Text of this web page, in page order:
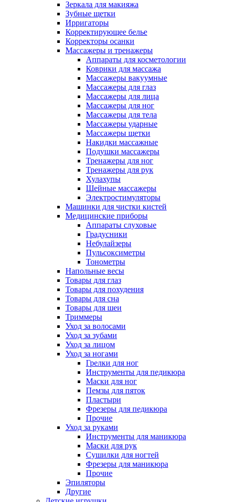
Зеркала для макияжа
Зубные щетки
Ирригаторы
Корректирующее белье
Корректоры осанки
Массажеры и тренажеры
Аппараты для косметологии
Коврики для массажа
Массажеры вакуумные
Массажеры для глаз
Массажеры для лица
Массажеры для ног
Массажеры для тела
Массажеры ударные
Массажеры щетки
Накидки массажные
Подушки массажеры
Тренажеры для ног
Тренажеры для рук
Хулахупы
Шейные массажеры
Электростимуляторы
Машинки для чистки кистей
Медицинские приборы
Аппараты слуховые
Градусники
Небулайзеры
Пульсоксиметры
Тонометры
Напольные весы
Товары для глаз
Товары для похудения
Товары для сна
Товары для шеи
Триммеры
Уход за волосами
Уход за зубами
Уход за лицом
Уход за ногами
Грелки для ног
Инструменты для педикюра
Маски для ног
Пемзы для пяток
Пластыри
Фрезеры для педикюра
Прочие
Уход за руками
Инструменты для маникюра
Маски для рук
Сушилки для ногтей
Фрезеры для маникюра
Прочие
Эпиляторы
Другие